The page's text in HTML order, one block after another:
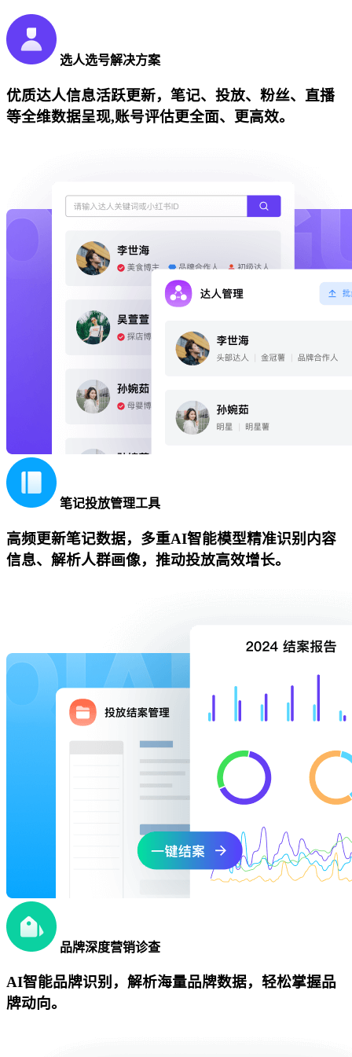
选人选号解决方案
优质达人信息活跃更新，笔记、投放、粉丝、直播
等全维数据呈现,账号评估更全面、更高效。
笔记投放管理工具
高频更新笔记数据，多重AI智能模型精准识别内容
信息、解析人群画像，推动投放高效增长。
品牌深度营销诊查
AI智能品牌识别，解析海量品牌数据，轻松掌握品
牌动向。